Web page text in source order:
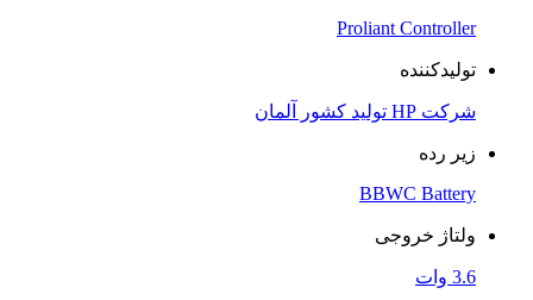
Proliant Controller
تولیدکننده
شرکت HP تولید کشور آلمان
زیر رده
BBWC Battery
ولتاژ خروجی
3.6 وات